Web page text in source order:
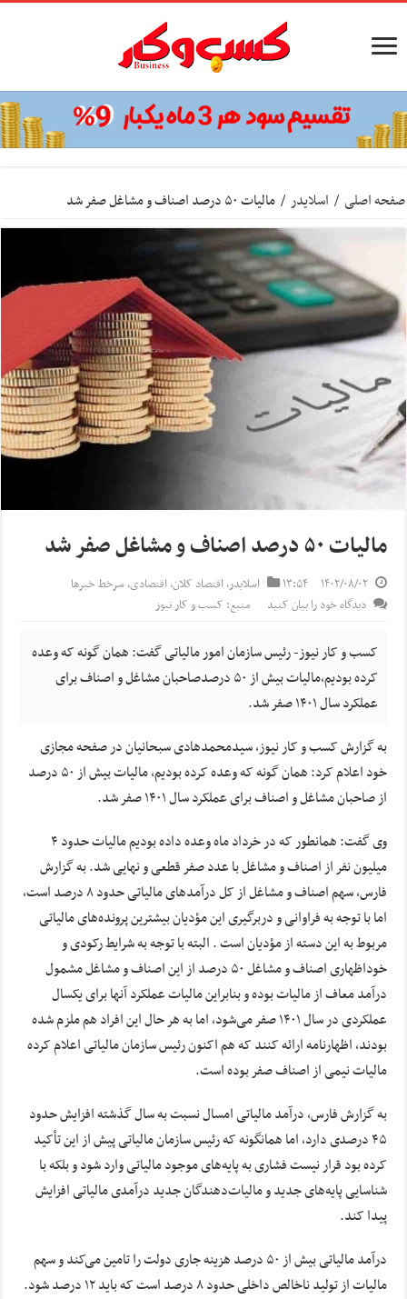
صفحه اصلی / اسلایدر / مالیات ۵۰ درصد اصناف و مشاغل صفر شد
مالیات ۵۰ درصد اصناف و مشاغل صفر شد
۱۴۰۲/۰۸/۰۲ ۱۳:۵۴ اسلایدر,اقتصاد کلان,اقتصادی,سرخط خبرها
دیدگاه خود را بیان کنید
منبع: کسب و کار نیوز
کسب و کار نیوز- رئیس سازمان امور مالیاتی گفت: همان گونه که وعده
کرده بودیم،مالیات بیش از ۵۰ درصدصاحبان مشاغل و اصناف برای
عملکرد سال ۱۴۰۱ صفر شد.
به گزارش کسب و کار نیوز، سیدمحمدهادی سبحانیان در صفحه مجازی
خود اعلام کرد: همان گونه که وعده کرده بودیم، مالیات بیش از ۵۰ درصد
از صاحبان مشاغل و اصناف برای عملکرد سال ۱۴۰۱ صفر شد.
وی گفت: همانطور که در خرداد ماه وعده داده بودیم مالیات حدود ۴
میلیون نفر از اصناف و مشاغل با عدد صفر قطعی و نهایی شد. به گزارش
فارس، سهم اصناف و مشاغل از کل درآمدهای مالیاتی حدود ۸ درصد است،
اما با توجه به فراوانی و دربرگیری این مؤدیان بیشترین پرونده‌های مالیاتی
مربوط به این دسته از مؤدیان است . البته با توجه به شرایط رکودی و
خوداظهاری اصناف و مشاغل ۵۰ درصد از این اصناف و مشاغل مشمول
درآمد معاف از مالیات بوده و بنابراین مالیات عملکرد آنها برای یکسال
عملکردی در سال ۱۴۰۱ صفر می‌شود، اما به هر حال این افراد هم ملزم شده
بودند، اظهارنامه ارائه کنند که هم اکنون رئیس سازمان مالیاتی اعلام کرده
مالیات نیمی از اصناف صفر بوده است.
به گزارش فارس، درآمد مالیاتی امسال نسبت به سال گذشته افزایش حدود
۴۵ درصدی دارد، اما همانگونه که رئیس سازمان مالیاتی پیش از این تأکید
کرده بود قرار نیست فشاری به پایه‌های موجود مالیاتی وارد شود و بلکه با
شناسایی پایه‌های جدید و مالیات‌دهندگان جدید درآمدی مالیاتی افزایش
پیدا کند.
درآمد مالیاتی بیش از ۵۰ درصد هزینه جاری دولت را تامین می‌کند و سهم
مالیات از تولید ناخالص داخلی حدود ۸ درصد است که باید ۱۲ درصد شود.